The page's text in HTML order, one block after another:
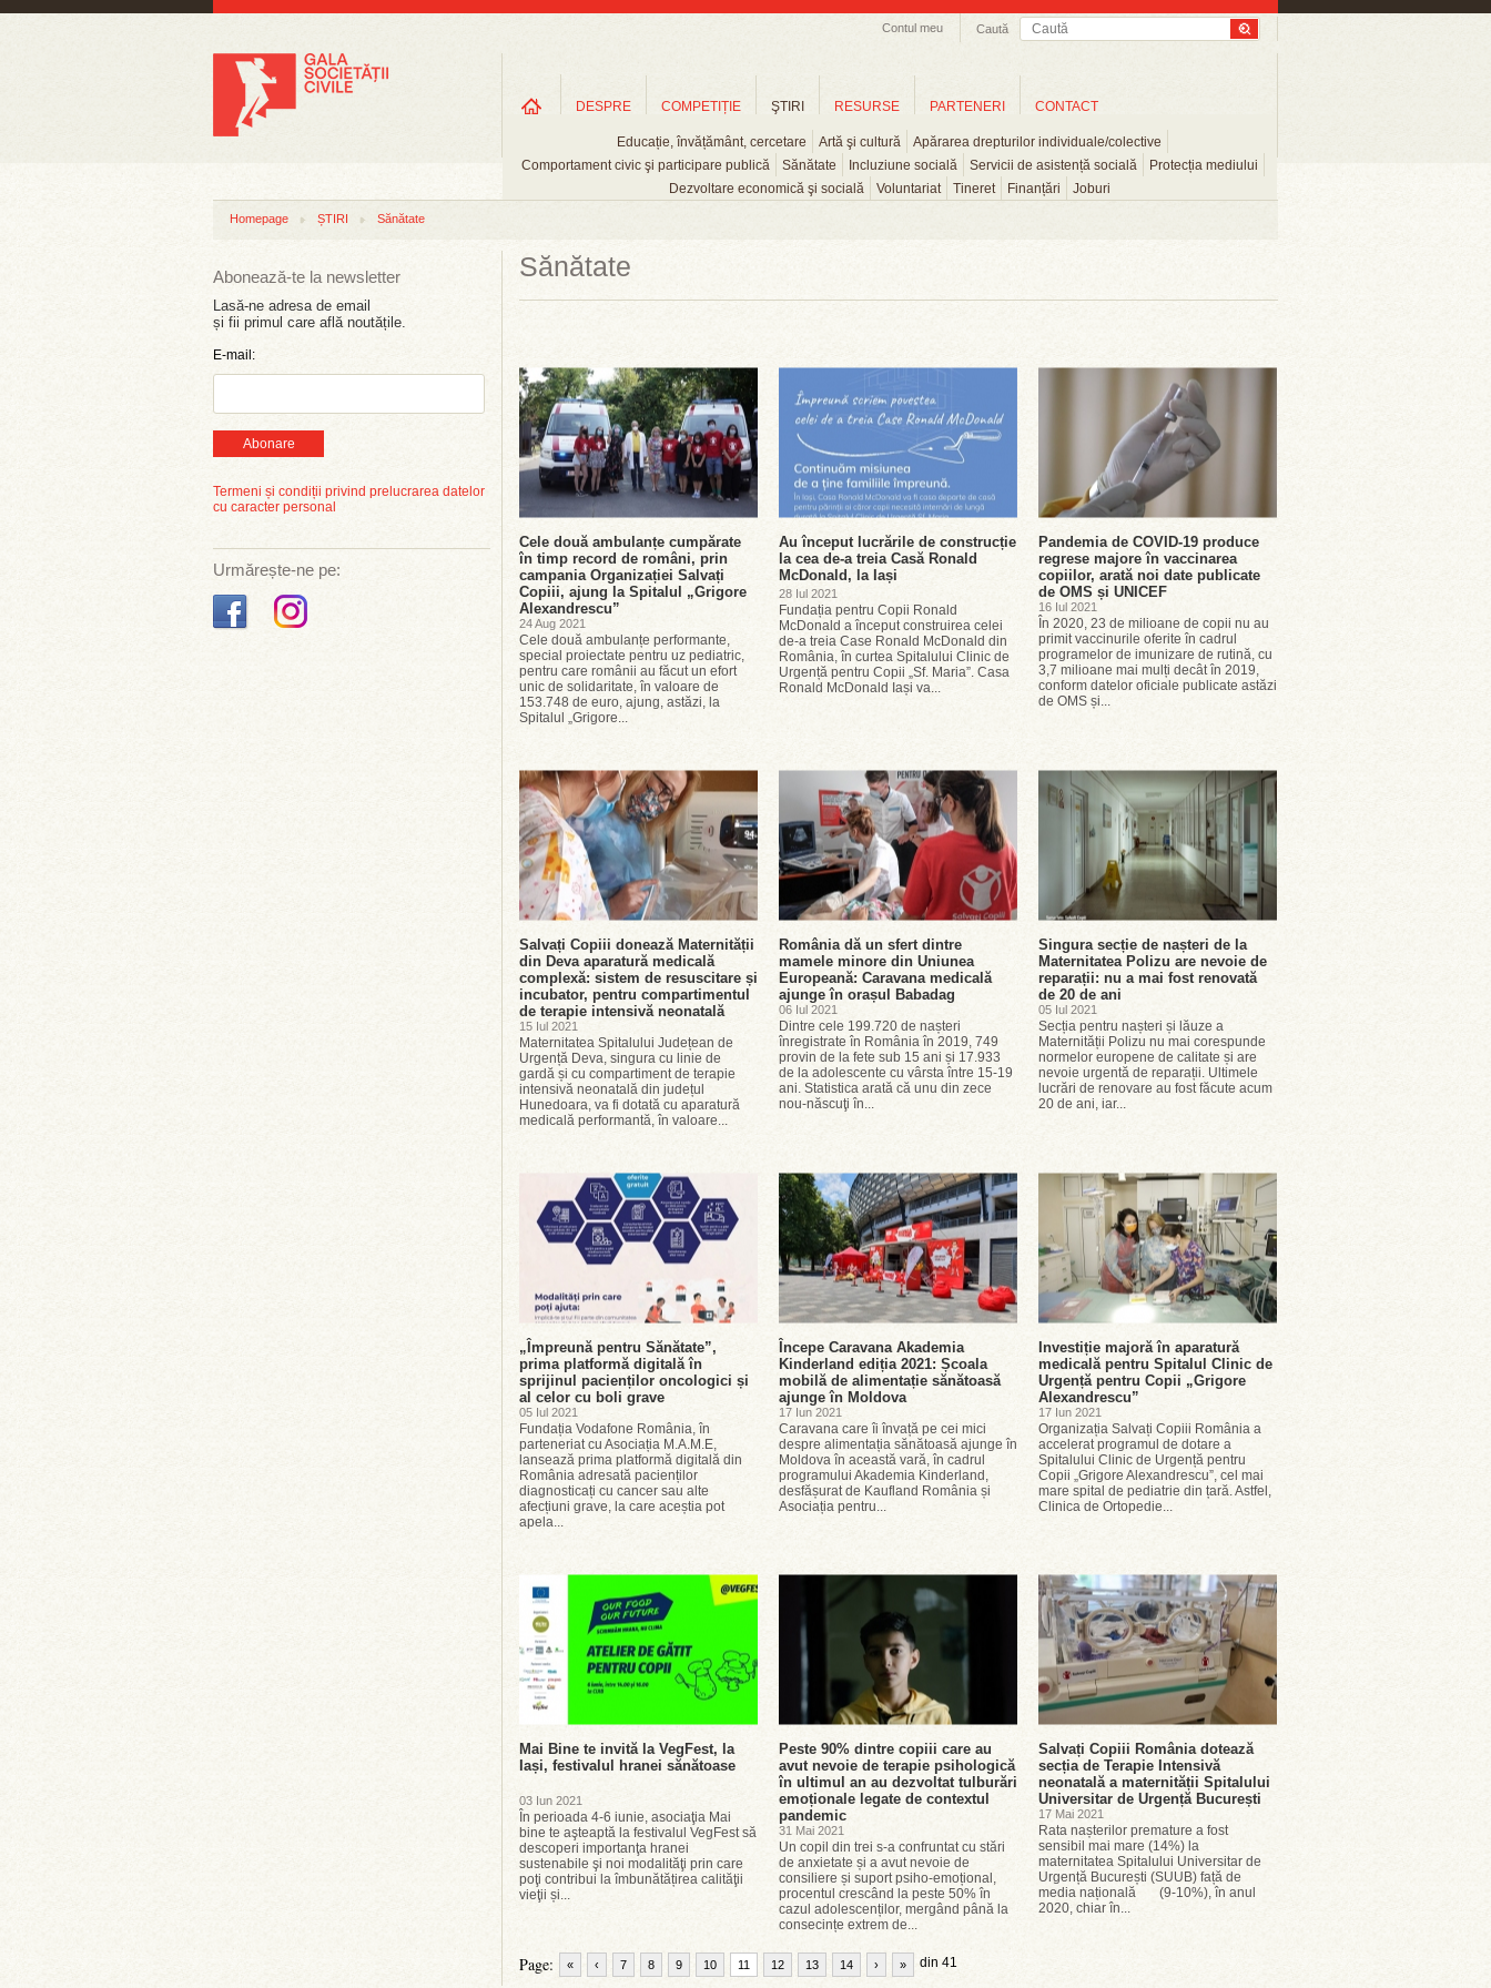
Caută
Contul meu
DESPRE COMPETIȚIE ŞTIRI
Educație, învățământ, cercetare Artă şi cultură
Apărarea drepturilor individuale/colective
Comportament civic şi participare publică
Sănătate Incluziune socială Servicii de asistență socială
Protecția mediului
Dezvoltare economică şi socială
Voluntariat Tineret Finanțări Joburi
RESURSE PARTENERI CONTACT
Homepage ȘTIRI Sănătate
Abonează-te la newsletter
Lasă-ne adresa de email
și fii primul care află noutățile.
E-mail:
Abonare
Termeni și condiții privind prelucrarea datelor
cu caracter personal
Urmărește-ne pe:
Sănătate
Cele două ambulanțe cumpărate
în timp record de români, prin
campania Organizației Salvați
Copiii, ajung la Spitalul „Grigore
Alexandrescu”
24 Aug 2021
Cele două ambulanțe performante,
special proiectate pentru uz pediatric,
pentru care românii au făcut un efort
unic de solidaritate, în valoare de
153.748 de euro, ajung, astăzi, la
Spitalul „Grigore...
Au început lucrările de construcție
la cea de-a treia Casă Ronald
McDonald, la Iași
28 Iul 2021
Fundația pentru Copii Ronald
McDonald a început construirea celei
de-a treia Case Ronald McDonald din
România, în curtea Spitalului Clinic de
Urgență pentru Copii „Sf. Maria”. Casa
Ronald McDonald Iași va...
Pandemia de COVID-19 produce
regrese majore în vaccinarea
copiilor, arată noi date publicate
de OMS și UNICEF
16 Iul 2021
În 2020, 23 de milioane de copii nu au
primit vaccinurile oferite în cadrul
programelor de imunizare de rutină, cu
3,7 milioane mai mulți decât în 2019,
conform datelor oficiale publicate astăzi
de OMS și...
Salvați Copiii donează Maternității
din Deva aparatură medicală
complexă: sistem de resuscitare și
incubator, pentru compartimentul
de terapie intensivă neonatală
15 Iul 2021
Maternitatea Spitalului Județean de
Urgență Deva, singura cu linie de
gardă și cu compartiment de terapie
intensivă neonatală din județul
Hunedoara, va fi dotată cu aparatură
medicală performantă, în valoare...
România dă un sfert dintre
mamele minore din Uniunea
Europeană: Caravana medicală
ajunge în orașul Babadag
06 Iul 2021
Dintre cele 199.720 de nașteri
înregistrate în România în 2019, 749
provin de la fete sub 15 ani și 17.933
de la adolescente cu vârsta între 15-19
ani. Statistica arată că unu din zece
nou-nӑscuţi în...
Singura secție de nașteri de la
Maternitatea Polizu are nevoie de
reparații: nu a mai fost renovată
de 20 de ani
05 Iul 2021
Secția pentru nașteri și lăuze a
Maternității Polizu nu mai corespunde
normelor europene de calitate și are
nevoie urgentă de reparații. Ultimele
lucrări de renovare au fost făcute acum
20 de ani, iar...
„Împreună pentru Sănătate”,
prima platformă digitală în
sprijinul pacienților oncologici și
al celor cu boli grave
05 Iul 2021
Fundația Vodafone România, în
parteneriat cu Asociația M.A.M.E,
lansează prima platformă digitală din
România adresată pacienților
diagnosticați cu cancer sau alte
afecțiuni grave, la care aceștia pot
apela...
Începe Caravana Akademia
Kinderland ediția 2021: Școala
mobilă de alimentație sănătoasă
ajunge în Moldova
17 Iun 2021
Caravana care îi învață pe cei mici
despre alimentația sănătoasă ajunge în
Moldova în această vară, în cadrul
programului Akademia Kinderland,
desfășurat de Kaufland România și
Asociația pentru...
Investiție majoră în aparatură
medicală pentru Spitalul Clinic de
Urgență pentru Copii „Grigore
Alexandrescu”
17 Iun 2021
Organizația Salvați Copiii România a
accelerat programul de dotare a
Spitalului Clinic de Urgență pentru
Copii „Grigore Alexandrescu”, cel mai
mare spital de pediatrie din țară. Astfel,
Clinica de Ortopedie...
Mai Bine te invită la VegFest, la
Iași, festivalul hranei sănătoase
03 Iun 2021
În perioada 4-6 iunie, asociaţia Mai
bine te aşteaptă la festivalul VegFest să
descoperi importanţa hranei
sustenabile şi noi modalităţi prin care
poţi contribui la îmbunătățirea calităţii
vieţii și...
Peste 90% dintre copiii care au
avut nevoie de terapie psihologică
în ultimul an au dezvoltat tulburări
emoționale legate de contextul
pandemic
31 Mai 2021
Un copil din trei s-a confruntat cu stări
de anxietate și a avut nevoie de
consiliere și suport psiho-emoțional,
procentul crescând la peste 50% în
cazul adolescenților, mergând până la
consecințe extrem de...
Salvați Copiii România dotează
secția de Terapie Intensivă
neonatală a maternității Spitalului
Universitar de Urgență București
17 Mai 2021
Rata nașterilor premature a fost
sensibil mai mare (14%) la
maternitatea Spitalului Universitar de
Urgență București (SUUB) față de
media națională (9-10%), în anul
2020, chiar în...
Page: « ‹ 7 8 9 10 11 12 13 14 din 41
› »